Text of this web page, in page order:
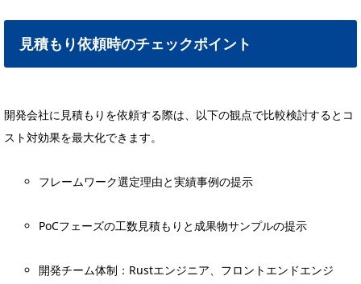
見積もり依頼時のチェックポイント
開発会社に見積もりを依頼する際は、以下の観点で比較検討するとコ
スト対効果を最大化できます。
フレームワーク選定理由と実績事例の提示
PoCフェーズの工数見積もりと成果物サンプルの提示
開発チーム体制：Rustエンジニア、フロントエンドエンジ